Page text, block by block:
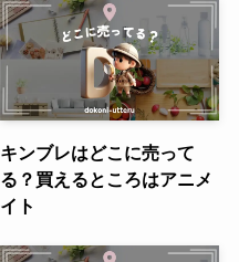
キンブレはどこに売って
る？買えるところはアニメ
イト